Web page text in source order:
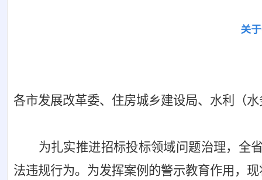
关
各市发展改革委、住房城乡建设局、水利（
为扎实推进招标投标领域问题治理，全
法违规行为。为发挥案例的警示教育作用，现